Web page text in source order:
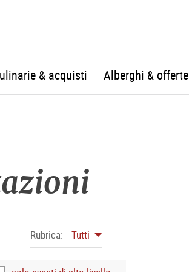
& acquisti Alberghi & offerte
Rubrica: Tutti